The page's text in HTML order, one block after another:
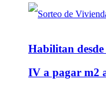
Habilitan desde
IV a pagar m2